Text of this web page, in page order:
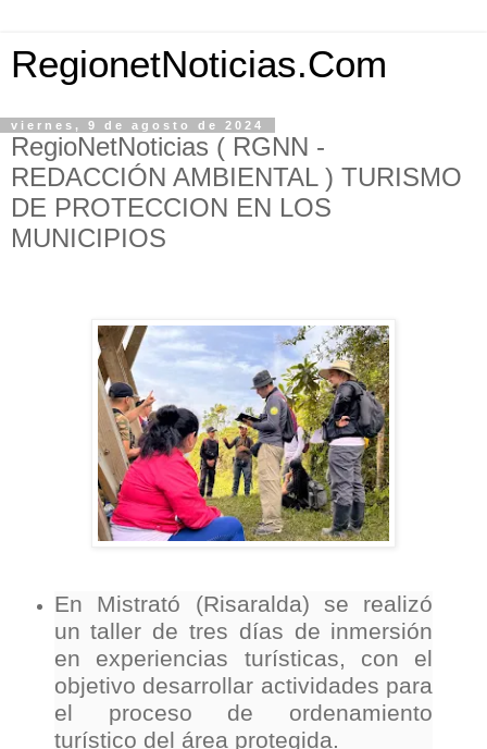
RegionetNoticias.Com
viernes, 9 de agosto de 2024
RegioNetNoticias ( RGNN -
REDACCIÓN AMBIENTAL ) TURISMO
DE PROTECCION EN LOS
MUNICIPIOS
En Mistrató (Risaralda) se realizó
un taller de tres días de inmersión
en experiencias turísticas, con el
objetivo desarrollar actividades para
el proceso de ordenamiento
turístico del área protegida.